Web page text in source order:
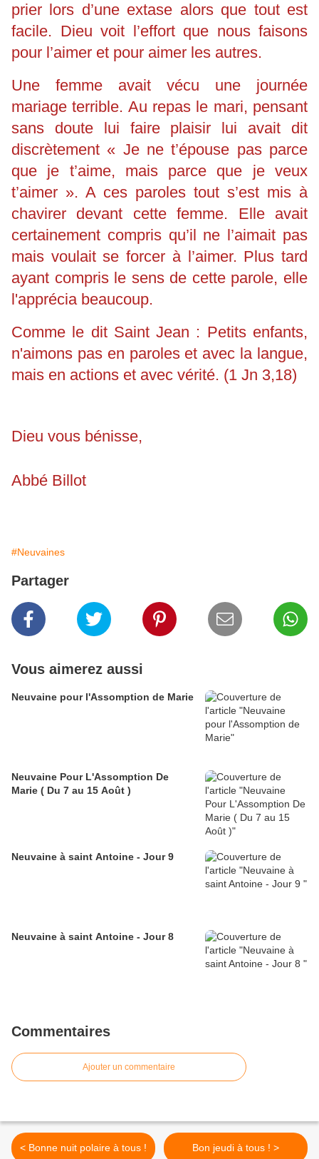
prier lors d’une extase alors que tout est
facile. Dieu voit l’effort que nous faisons
pour l’aimer et pour aimer les autres.
Une femme avait vécu une journée
mariage terrible. Au repas le mari, pensant
sans doute lui faire plaisir lui avait dit
discrètement « Je ne t’épouse pas parce
que je t’aime, mais parce que je veux
t’aimer ». A ces paroles tout s’est mis à
chavirer devant cette femme. Elle avait
certainement compris qu’il ne l’aimait pas
mais voulait se forcer à l’aimer. Plus tard
ayant compris le sens de cette parole, elle
l'apprécia beaucoup.
Comme le dit Saint Jean : Petits enfants,
n'aimons pas en paroles et avec la langue,
mais en actions et avec vérité. (1 Jn 3,18)
Dieu vous bénisse,
Abbé Billot
#Neuvaines
Partager
Vous aimerez aussi
Neuvaine pour l'Assomption de Marie
Neuvaine Pour L'Assomption De
Marie ( Du 7 au 15 Août )
Neuvaine à saint Antoine - Jour 9
Neuvaine à saint Antoine - Jour 8
Commentaires
Ajouter un commentaire
< Bonne nuit polaire à tous ! Bon jeudi à tous ! >